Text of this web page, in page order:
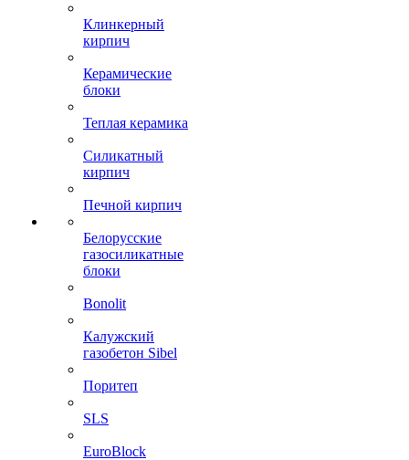
Клинкерный
кирпич
Керамические
блоки
Теплая керамика
Силикатный
кирпич
Печной кирпич
Белорусские
газосиликатные
блоки
Bonolit
Калужский
газобетон Sibel
Поритеп
SLS
EuroBlock